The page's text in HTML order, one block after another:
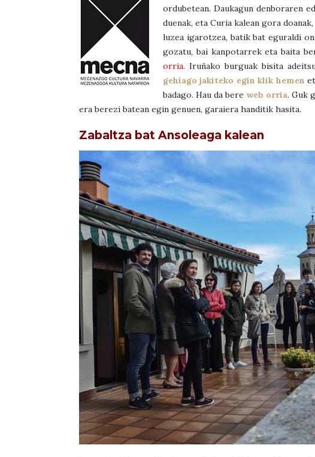
ordubetean. Daukagun denboraren
duenak, eta Curia kalean gora
luzea igarotzea, batik bat eguraldi
gozatu, bai kanpotarrek eta baita
orria. Iruñako burguak bisita
gehiago jakiteko egin klik hemen
badago. Hau da bere web orria. Guk
era berezi batean egin genuen, garaiera handitik hasita.
Zabaltza bat Ansoleaga kalean